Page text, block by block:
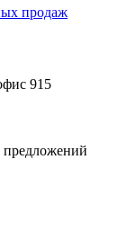
продаж
915
предложений